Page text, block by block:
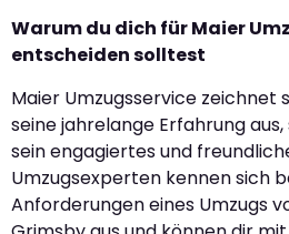
Warum du dich für Maier
entscheiden solltest
Maier Umzugsservice zeichnet
seine jahrelange Erfahrung
sein engagiertes und
Umzugsexperten kennen sich
Anforderungen eines Umzugs